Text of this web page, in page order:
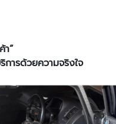
า”
ารด้วยความจริงใจ